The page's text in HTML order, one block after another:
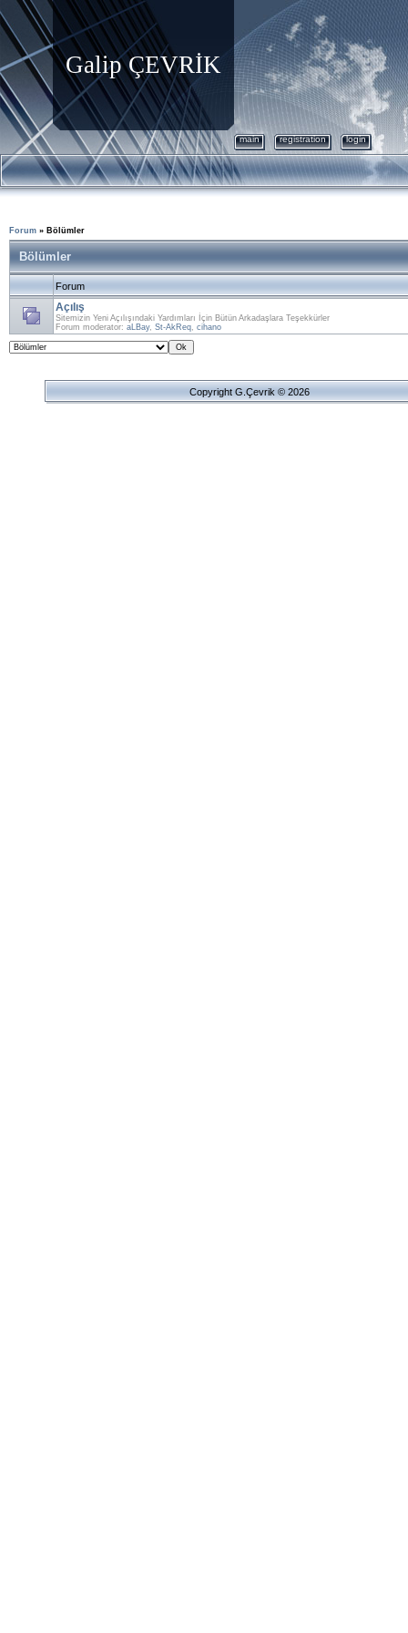
Galip ÇEVRİK
main registration login
Forum » Bölümler
Bölümler
Forum
Açılış
Sitemizin Yeni Açılışındaki Yardımları İçin Bütün Arkadaşlara Teşekkürler
Forum moderator: aLBay, St-AkReq, cihano
Copyright G.Çevrik © 2026